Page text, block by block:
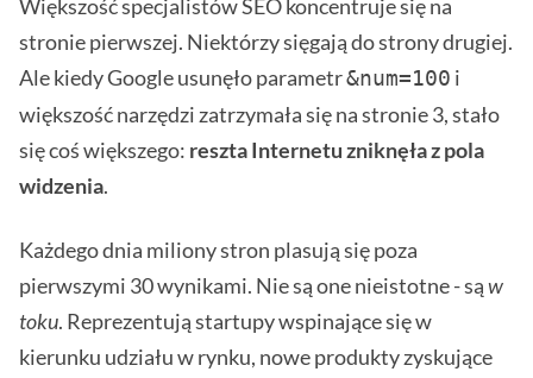
Większość specjalistów SEO koncentruje się na
stronie pierwszej. Niektórzy sięgają do strony drugiej.
Ale kiedy Google usunęło parametr&num=100 i
większość narzędzi zatrzymała się na stronie 3, stało
się coś większego: reszta Internetu zniknęła z pola
widzenia.
Każdego dnia miliony stron plasują się poza
pierwszymi 30 wynikami. Nie są one nieistotne - sąw
toku. Reprezentują startupy wspinające się w
kierunku udziału w rynku, nowe produkty zyskujące